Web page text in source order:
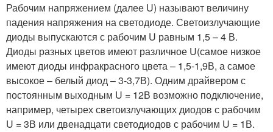
Рабочим напряжением (далее U) называют величину
падения напряжения на светодиоде. Светоизлучающие
диоды выпускаются с рабочим U равным 1,5 – 4 В.
Диоды разных цветов имеют различное U(самое низкое
имеют диоды инфракрасного цвета – 1,5-1,9В, а самое
высокое – белый диод – 3-3,7В). Одним драйвером с
постоянным выходным U = 12В возможно подключение,
например, четырех светоизлучающих диодов с рабочим
U = 3В или двенадцати светодиодов с рабочим U = 1В.